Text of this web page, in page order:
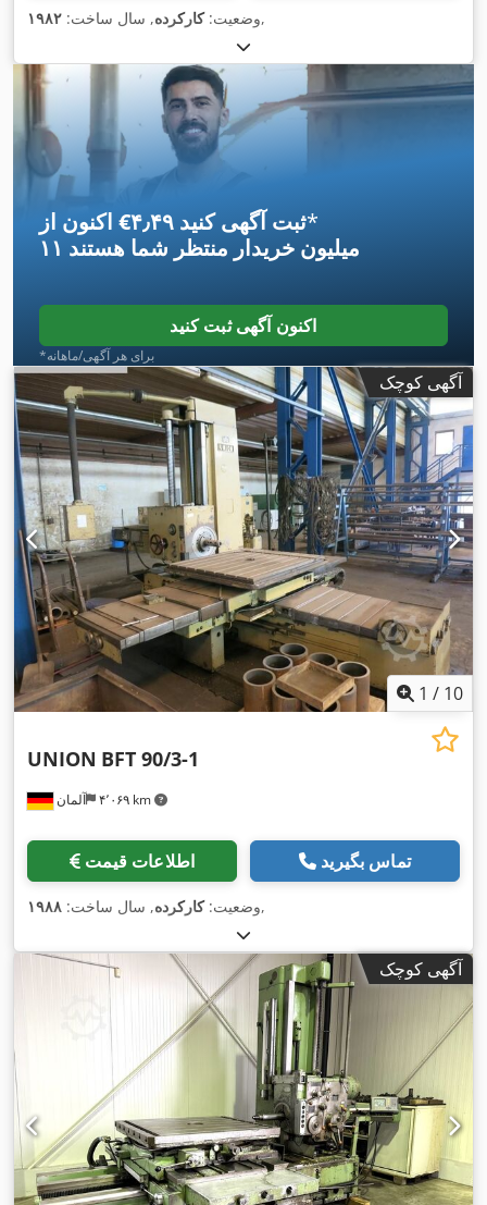
وضعیت:کارکرده, سال ساخت: ۱۹۸۲ ,
اکنون از ‎€۴٫۴۹ ثبت آگهی کنید*
۱۱ میلیون خریدار منتظر شما هستند
اکنون آگهی ثبت کنید
*برای هر آگهی/ماهانه
آگهی کوچک
1 / 10
آلمان ۴٬۰۶۹ km
UNION BFT 90/3-1
اطلاعات قیمت تماس بگیرید
وضعیت:کارکرده, سال ساخت: ۱۹۸۸ ,
آگهی کوچک